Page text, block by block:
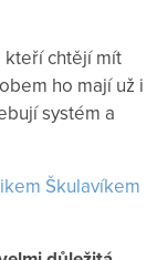
kteří chtějí mít
ho mají už i
systém a
Škulavíkem